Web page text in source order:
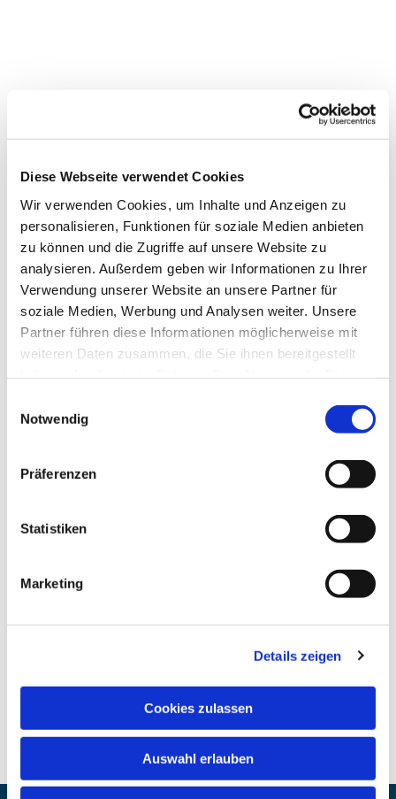
Diese Webseite verwendet Cookies
Wir verwenden Cookies, um Inhalte und Anzeigen zu
personalisieren, Funktionen für soziale Medien anbieten
zu können und die Zugriffe auf unsere Website zu
analysieren. Außerdem geben wir Informationen zu Ihrer
Verwendung unserer Website an unsere Partner für
soziale Medien, Werbung und Analysen weiter. Unsere
Partner führen diese Informationen möglicherweise mit
weiteren Daten zusammen, die Sie ihnen bereitgestellt
Notwendig
Präferenzen
Statistiken
Marketing
Details zeigen
Cookies zulassen
Auswahl erlauben
Dies könnte Sie auch
interessieren